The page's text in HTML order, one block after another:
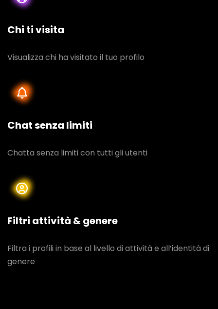
Chi ti visita
Visualizza chi ha visitato il tuo profilo
Chat senza limiti
Chatta senza limiti con tutti gli utenti
Filtri attività & genere
Filtra i profili in base al livello di attività e all’identità di
genere